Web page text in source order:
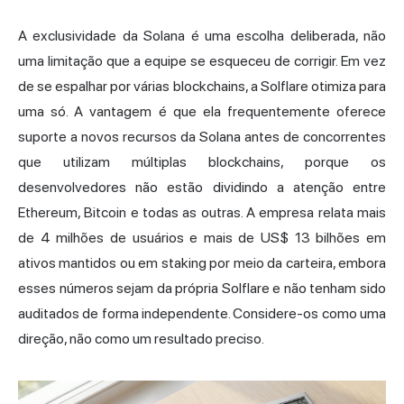
A exclusividade da Solana é uma escolha deliberada, não
uma limitação que a equipe se esqueceu de corrigir. Em vez
de se espalhar por várias blockchains, a Solflare otimiza para
uma só. A vantagem é que ela frequentemente oferece
suporte a novos recursos da Solana antes de concorrentes
que utilizam múltiplas blockchains, porque os
desenvolvedores não estão dividindo a atenção entre
Ethereum, Bitcoin e todas as outras. A empresa relata mais
de 4 milhões de usuários e mais de US$ 13 bilhões em
ativos mantidos ou em staking por meio da carteira, embora
esses números sejam da própria Solflare e não tenham sido
auditados de forma independente. Considere-os como uma
direção, não como um resultado preciso.